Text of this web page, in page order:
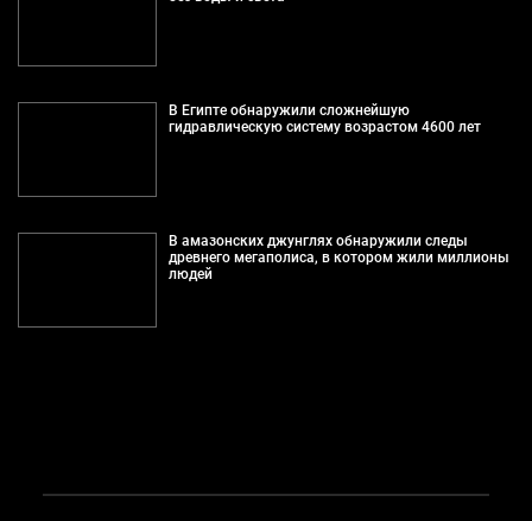
В Египте обнаружили сложнейшую
гидравлическую систему возрастом 4600 лет
В амазонских джунглях обнаружили следы
древнего мегаполиса, в котором жили миллионы
людей